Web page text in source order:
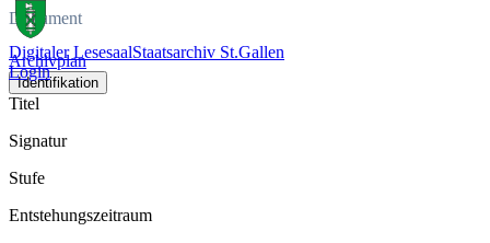
Digitaler LesesaalStaatsarchiv St.Gallen
Login
Dokument
Archivplan
Identifikation
Titel
Signatur
Stufe
Entstehungszeitraum